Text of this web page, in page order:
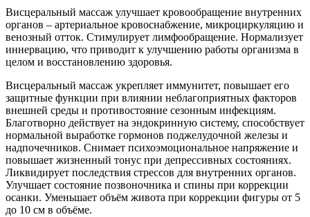
Висцеральный массаж улучшает кровообращение внутренних
органов – артериальное кровоснабжение, микроциркуляцию и
венозный отток. Стимулирует лимфообращение. Нормализует
иннервацию, что приводит к улучшению работы организма в
целом и восстановлению здоровья.
Висцеральный массаж укрепляет иммунитет, повышает его
защитные функции при влиянии неблагоприятных факторов
внешней среды и противостояние сезонным инфекциям.
Благотворно действует на эндокринную систему, способствует
нормальной выработке гормонов поджелудочной железы и
надпочечников. Снимает психоэмоциональное напряжение и
повышает жизненный тонус при депрессивных состояниях.
Ликвидирует последствия стрессов для внутренних органов.
Улучшает состояние позвоночника и спины при коррекции
осанки. Уменьшает объём живота при коррекции фигуры от 5
до 10 см в объёме.